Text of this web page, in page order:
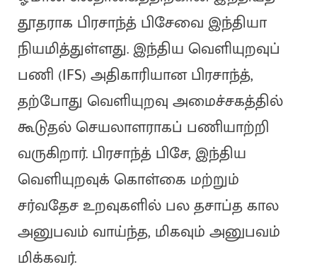
தூதராக பிரசாந்த் பிசேவை இந்தியா
நியமித்துள்ளது. இந்திய வெளியுறவுப்
பணி (IFS) அதிகாரியான பிரசாந்த்,
தற்போது வெளியுறவு அமைச்சகத்தில்
கூடுதல் செயலாளராகப் பணியாற்றி
வருகிறார். பிரசாந்த் பிசே, இந்திய
வெளியுறவுக் கொள்கை மற்றும்
சர்வதேச உறவுகளில் பல தசாப்த கால
அனுபவம் வாய்ந்த, மிகவும் அனுபவம்
மிக்கவர்.